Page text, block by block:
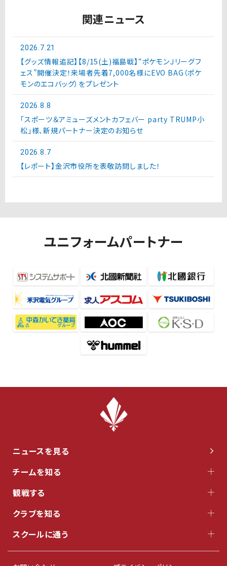
関連ニュース
2026.7.21
【グッズ情報追記】【8/15(土)福島戦】“ポケモンＪリーグフ
ェス”開催決定！来場者先着7,000名様にEVO BAG（ポケ
モンのエコバッグ）をプレゼント
2026.8.8
「スポーツ＆アミューズメントカフェバー party TRUMP小
松」様、新規パートナー決定のお知らせ
2026.8.7
【レポート】金沢市役所を表敬訪問しました！
ユニフォームパートナー
ニュースを見る
チームを知る
観戦する
クラブを知る
スクールに通う